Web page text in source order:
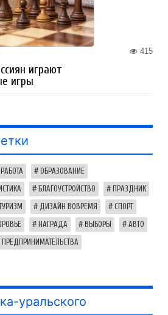
415
играют
игры
РАБОТА ОБРАЗОВАНИЕ
БЛАГОУСТРОЙСТВО ПРАЗДНИК
ДИЗАЙН ВОВРЕМЯ СПОРТ
НАГРАДА ВЫБОРЫ АВТО
уральского